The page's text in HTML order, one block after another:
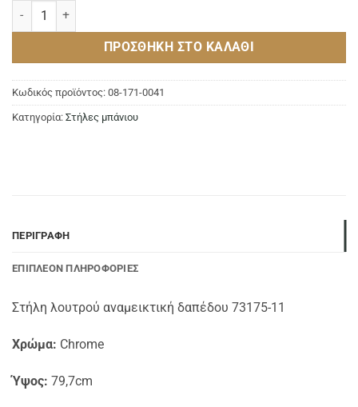
Στήλη λουτρού αναμεικτική δαπέδου 73175-11 CHROME ποσότητα
ΠΡΟΣΘΉΚΗ ΣΤΟ ΚΑΛΆΘΙ
Κωδικός προϊόντος: 08-171-0041
Κατηγορία: Στήλες μπάνιου
ΠΕΡΙΓΡΑΦΉ
ΕΠΙΠΛΈΟΝ ΠΛΗΡΟΦΟΡΊΕΣ
Στήλη λουτρού αναμεικτική δαπέδου 73175-11
Χρώμα: Chrome
Ύψος: 79,7cm